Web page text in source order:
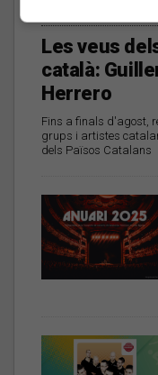
Les veus
català:
Herrero
Fins a finals d'agost,
grups i artistes
dels Països Catalans